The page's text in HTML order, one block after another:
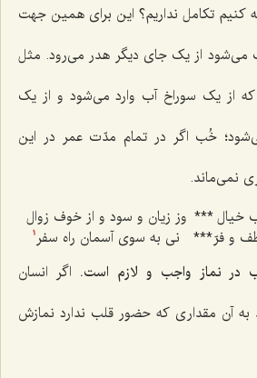
کنیم تکامل نداریم؟ این برای همین جهت
می‌شود از یک جای دیگر هدر می‌رود. مثل
از یک سوراخ آب وارد می‌شود و از یک
خُب اگر در تمام مدّت عمر در این
نمی‌ماند.
خیال*** وز زیان و سود و از خوف زوال
و فرّ*** نی به سوی آسمان راه سفر 1
در نماز واجب و لازم است. اگر انسان
آن مقداری که حضور قلب ندارد نمازش